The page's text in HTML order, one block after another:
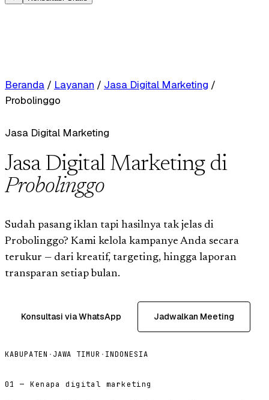
Beranda / Layanan / Jasa Digital Marketing /
Probolinggo
Jasa Digital Marketing
Jasa Digital Marketing di
Probolinggo
Sudah pasang iklan tapi hasilnya tak jelas di
Probolinggo? Kami kelola kampanye Anda secara
terukur — dari kreatif, targeting, hingga laporan
transparan setiap bulan.
Konsultasi via WhatsApp Jadwalkan Meeting
KABUPATEN · JAWA TIMUR · INDONESIA
01 — Kenapa digital marketing